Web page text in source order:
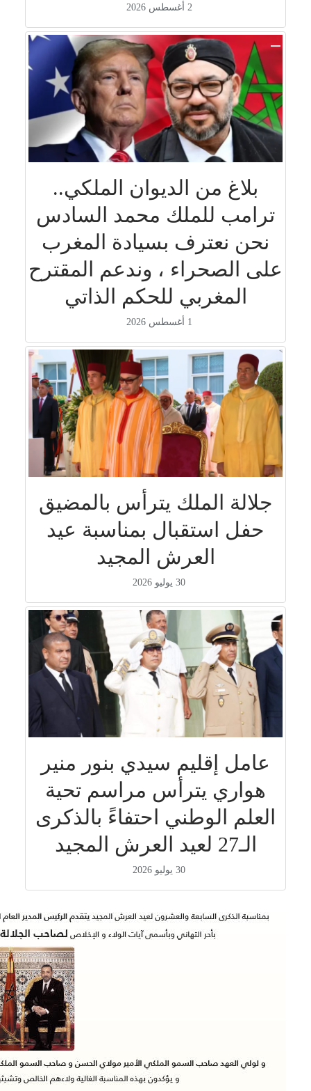
2 أغسطس 2026
بلاغ من الديوان الملكي..
ترامب للملك محمد السادس
نحن نعترف بسيادة المغرب
على الصحراء ، وندعم المقترح
المغربي للحكم الذاتي
1 أغسطس 2026
جلالة الملك يترأس بالمضيق
حفل استقبال بمناسبة عيد
العرش المجيد
30 يوليو 2026
عامل إقليم سيدي بنور منير
هواري يترأس مراسم تحية
العلم الوطني احتفاءً بالذكرى
الـ27 لعيد العرش المجيد
30 يوليو 2026